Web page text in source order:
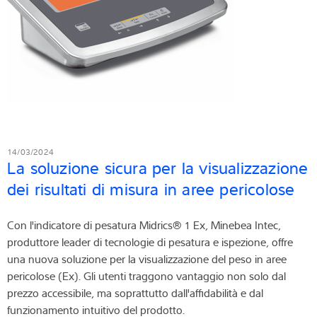
14/03/2024
La soluzione sicura per la visualizzazione
dei risultati di misura in aree pericolose
Con l'indicatore di pesatura Midrics® 1 Ex, Minebea Intec,
produttore leader di tecnologie di pesatura e ispezione, offre
una nuova soluzione per la visualizzazione del peso in aree
pericolose (Ex). Gli utenti traggono vantaggio non solo dal
prezzo accessibile, ma soprattutto dall'affidabilità e dal
funzionamento intuitivo del prodotto.